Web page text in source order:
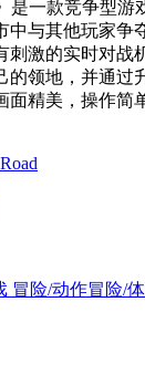
》是一款竞争型
中与其他玩家争
刺激的实时对战
的领地，并通过
面精美，操作简
冒险/动作冒险/